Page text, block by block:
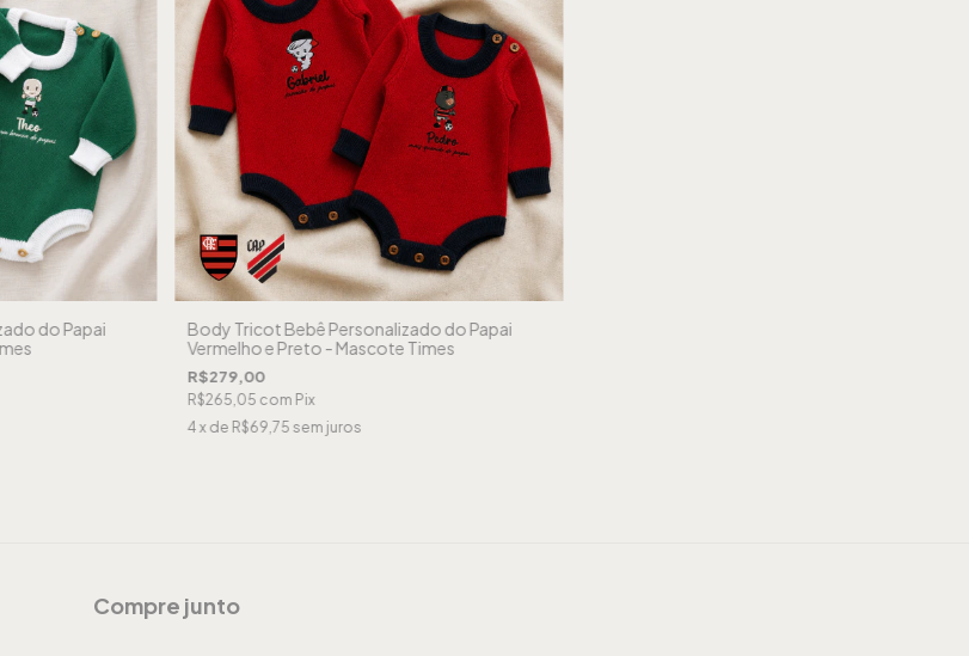
do Papai
Body Tricot Bebê Personalizado do Papai
Vermelho e Preto - Mascote Times
R$279,00
R$265,05 com Pix
4 x de R$69,75 sem juros
Compre junto